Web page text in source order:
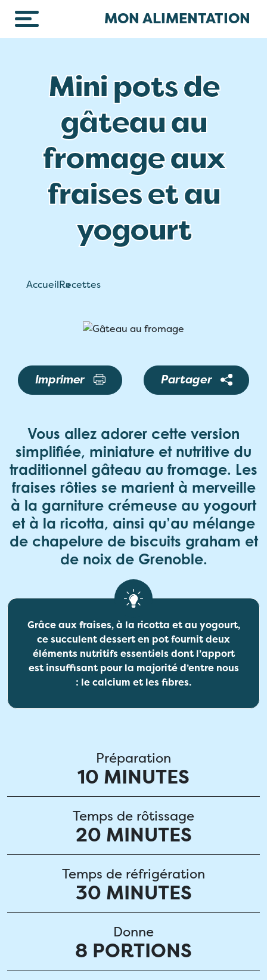
MON ALIMENTATION
Mini pots de
gâteau au
fromage aux
fraises et au
yogourt
AccueilRecettes
Imprimer Partager
Vous allez adorer cette version
simplifiée, miniature et nutritive du
traditionnel gâteau au fromage. Les
fraises rôties se marient à merveille
à la garniture crémeuse au yogourt
et à la ricotta, ainsi qu’au mélange
de chapelure de biscuits graham et
de noix de Grenoble.
Grâce aux fraises, à la ricotta et au yogourt,
ce succulent dessert en pot fournit deux
éléments nutritifs essentiels dont l’apport
est insuffisant pour la majorité d’entre nous
: le calcium et les fibres.
Préparation
10 MINUTES
Temps de rôtissage
20 MINUTES
Temps de réfrigération
30 MINUTES
Donne
8 PORTIONS